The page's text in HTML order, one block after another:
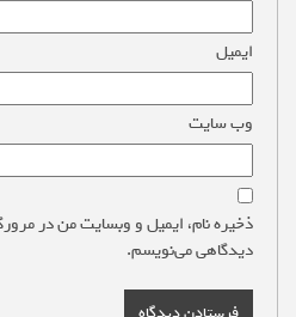
ایمیل
وب‌ سایت
ذخیره نام، ایمیل و وبسایت من در
دیدگاهی می‌نویسم.